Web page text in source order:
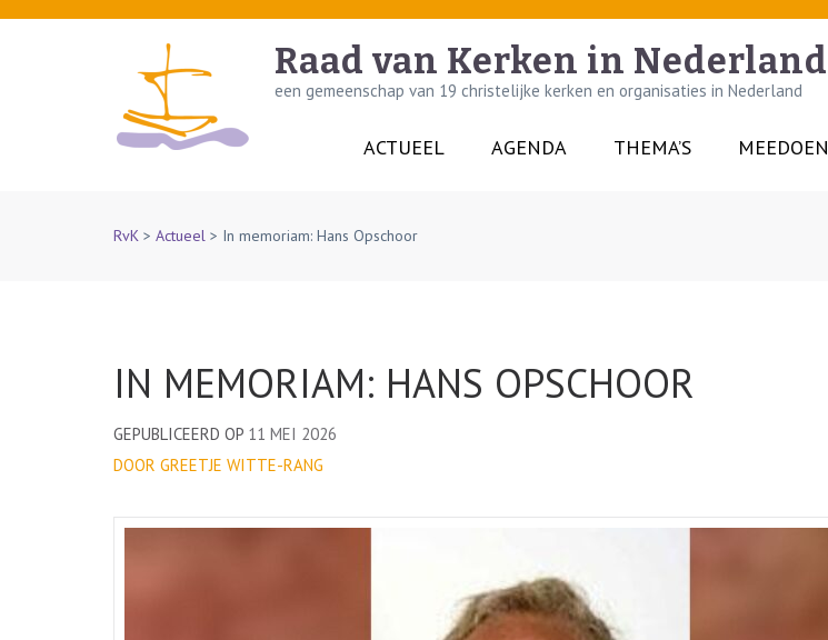
Skip
Raad van Kerken in Nederland
een gemeenschap van 19 christelijke kerken en organisaties in Nederland
ACTUEEL AGENDA THEMA’S MEEDOEN
RvK > Actueel > In memoriam: Hans Opschoor
IN MEMORIAM: HANS OPSCHOOR
GEPUBLICEERD OP 11 MEI 2026
DOOR GREETJE WITTE-RANG